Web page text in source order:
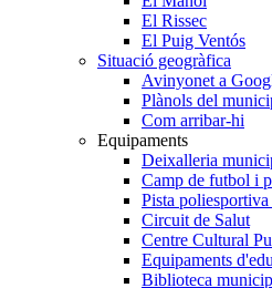
El Rissec
El Puig Ventós
Situació geogràfica
Avinyonet a
Plànols del
Com arribar-hi
Equipaments
Deixalleria
Camp de futbol i
Pista
Circuit de Salut
Centre Cultural
Equipaments
Biblioteca